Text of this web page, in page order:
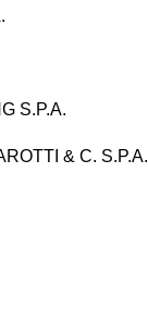
S.P.A.
& C. S.P.A.